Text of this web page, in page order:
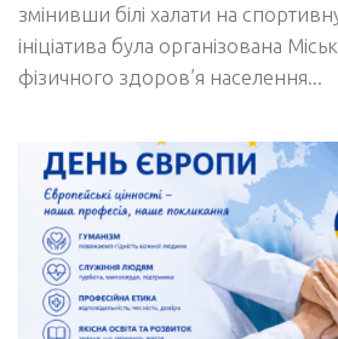
змінивши білі халати на
ініціатива була організована
фізичного здоров’я населення...